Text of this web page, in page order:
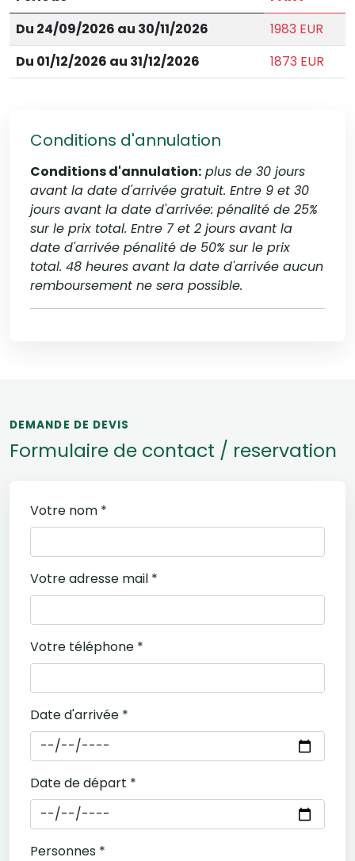
Du 24/09/2026 au 30/11/2026
1983 EUR
Du 01/12/2026 au 31/12/2026
1873 EUR
Conditions d'annulation
Conditions d'annulation:plus de 30 jours
avant la date d'arrivée gratuit. Entre 9 et 30
jours avant la date d'arrivée: pénalité de 25%
sur le prix total. Entre 7 et 2 jours avant la
date d'arrivée pénalité de 50% sur le prix
total. 48 heures avant la date d'arrivée aucun
remboursement ne sera possible.
DEMANDE DE DEVIS
Formulaire de contact / reservation
Votre nom *
Votre adresse mail *
Votre téléphone *
Date d'arrivée *
Date de départ *
Personnes *